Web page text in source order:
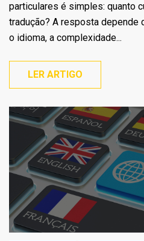
particulares é simples: quanto
tradução? A resposta depende
o idioma, a complexidade...
LER ARTIGO